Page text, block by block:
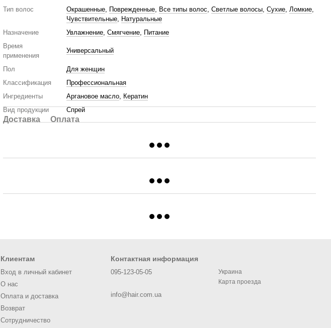
Тип волос Окрашенные, Поврежденные, Все типы волос, Светлые волосы, Сухие, Ломкие,
Чувствительные, Натуральные
Назначение
Увлажнение, Смягчение, Питание
Время
применения
Универсальный
Пол
Для женщин
Классификация
Профессиональная
Ингредиенты
Аргановое масло, Кератин
Вид продукции
Спрей
Доставка Оплата
Клиентам
Вход в личный кабинет
О нас
Оплата и доставка
Возврат
Сотрудничество
Контактная информация
095-123-05-05
info@hair.com.ua
Украина
Карта проезда